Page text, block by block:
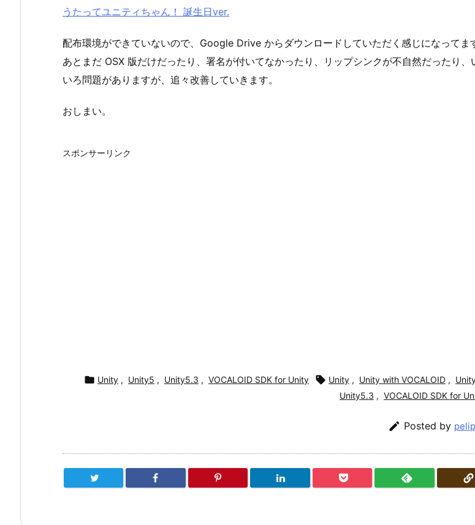
うたってユニティちゃん！ 誕生日ver.
配布環境ができていないので、Google Drive からダウンロードしていただく感じになってま
あとまだ OSX 版だけだったり、署名が付いてなかったり、リップシンクが不自然だったり、
いろ問題がありますが、追々改善していきます。
おしまい。
スポンサーリンク
 Unity , Unity5 , Unity5.3 , VOCALOID SDK for Unity  Unity , Unity with VOCALOID ,
Unity5.3 , VOCALOID SDK for
 Posted by